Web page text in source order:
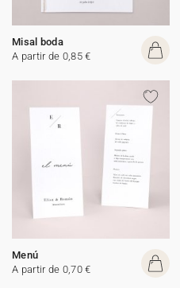
Misal boda
A partir de 0,85 €
Menú
A partir de 0,70 €